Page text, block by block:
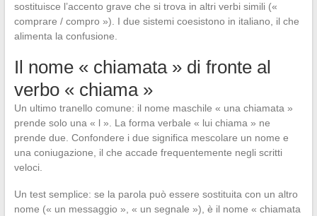
sostituisce l’accento grave che si trova in altri verbi simili («
comprare / compro »). I due sistemi coesistono in italiano, il che
alimenta la confusione.
Il nome « chiamata » di fronte al
verbo « chiama »
Un ultimo tranello comune: il nome maschile « una chiamata »
prende solo una « l ». La forma verbale « lui chiama » ne
prende due. Confondere i due significa mescolare un nome e
una coniugazione, il che accade frequentemente negli scritti
veloci.
Un test semplice: se la parola può essere sostituita con un altro
nome (« un messaggio », « un segnale »), è il nome « chiamata